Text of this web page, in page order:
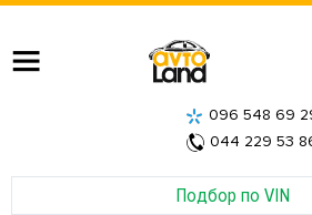
Подбор по VIN
096 548 69
044 229 53